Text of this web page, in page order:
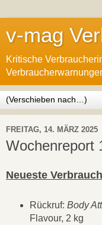
v-mag
Kritische
FREITAG, 14. MÄRZ 2025
Wochenreport
Neueste
Rückruf: Body
Flavour, 2 kg